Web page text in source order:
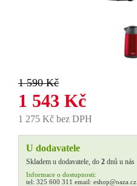
1 590 Kč
1 543 Kč
1 275 Kč bez DPH
U dodavatele
Skladem u dodavatele, do 2 dnů u nás
Informace o dostupnosti:
tel: 325 600 311 email: eshop@oaza.cz